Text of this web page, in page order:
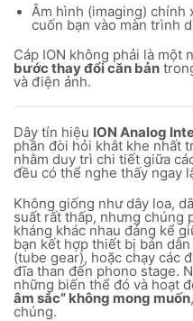
Âm hình (imaging) chính
cuốn bạn vào màn trình
Cáp ION không phải là một
bước thay đổi căn bản
và điện ảnh.
Dây tín hiệu ION Analog
phần đòi hỏi khắt khe nhất
nhằm duy trì chi tiết giữa
đều có thể nghe thấy ngay
Không giống như dây loa,
suất rất thấp, nhưng chúng
kháng khác nhau đáng kể
bạn kết hợp thiết bị bán
(tube gear), hoặc chạy các
đĩa than đến phono stage.
những biến thể đó và hoạt
âm sắc” không mong muốn
chúng.